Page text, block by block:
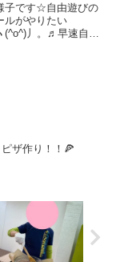
子です☆自由遊びの
ルがやりたい
(^o^)丿。♬早速自分
ザ作り！！🍕